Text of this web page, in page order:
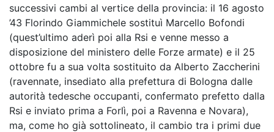
successivi cambi al vertice della provincia: il 16 agosto
’43 Florindo Giammichele sostituì Marcello Bofondi
(quest’ultimo aderì poi alla Rsi e venne messo a
disposizione del ministero delle Forze armate) e il 25
ottobre fu a sua volta sostituito da Alberto Zaccherini
(ravennate, insediato alla prefettura di Bologna dalle
autorità tedesche occupanti, confermato prefetto dalla
Rsi e inviato prima a Forlì, poi a Ravenna e Novara),
ma, come ho già sottolineato, il cambio tra i primi due